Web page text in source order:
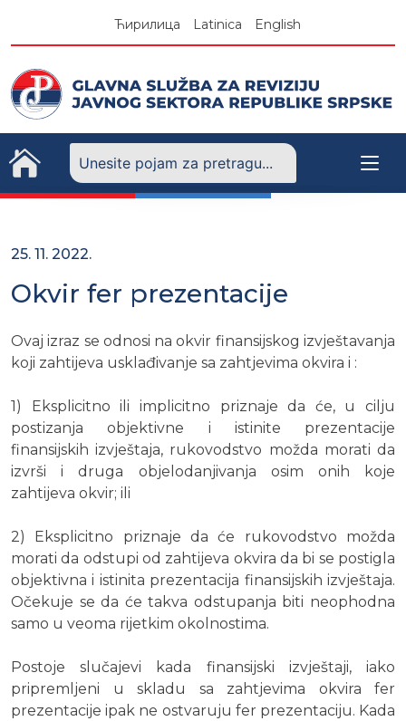
Ћирилица Latinica English
25. 11. 2022.
Okvir fer prezentacije
Ovaj izraz se odnosi na okvir finansijskog izvještavanja
koji zahtijeva usklađivanje sa zahtjevima okvira i :
1) Eksplicitno ili implicitno priznaje da će, u cilju
postizanja objektivne i istinite prezentacije
finansijskih izvještaja, rukovodstvo možda morati da
izvrši i druga objelodanjivanja osim onih koje
zahtijeva okvir; ili
2) Eksplicitno priznaje da će rukovodstvo možda
morati da odstupi od zahtijeva okvira da bi se postigla
objektivna i istinita prezentacija finansijskih izvještaja.
Očekuje se da će takva odstupanja biti neophodna
samo u veoma rijetkim okolnostima.
Postoje slučajevi kada finansijski izvještaji, iako
pripremljeni u skladu sa zahtjevima okvira fer
prezentacije ipak ne ostvaruju fer prezentaciju. Kada